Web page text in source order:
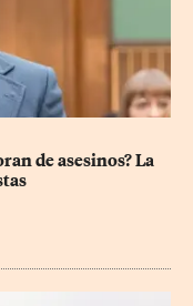
de asesinos? La